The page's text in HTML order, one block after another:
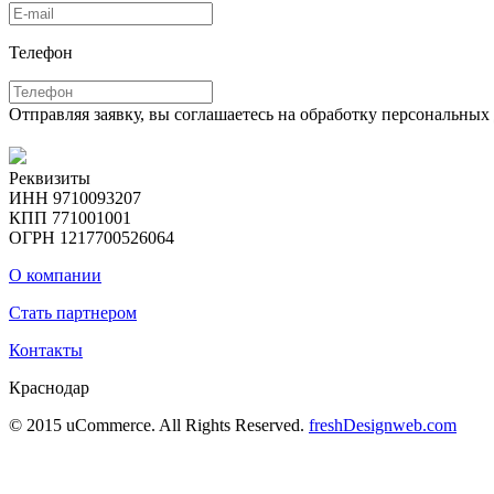
Телефон
Отправляя заявку, вы соглашаетесь на обработку
Реквизиты
ИНН 9710093207
КПП 771001001
ОГРН 1217700526064
О компании
Стать партнером
Контакты
Краснодар
© 2015 uCommerce. All Rights Reserved. freshDesignweb.com